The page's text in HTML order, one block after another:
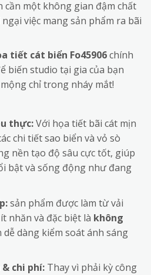
cần một không gian đậm chất
việc mang sản phẩm ra bãi
tiết cát biển Fo45906chính
biến studio tại gia của bạn
chỉ trong nháy mắt!
thực:Với họa tiết bãi cát mịn
chi tiết sao biển và vỏ sò
nền tạo độ sâu cực tốt, giúp
bật và sống động như đang
sản phẩm được làm từ vải
nhăn và đặc biệt là không
dễ dàng kiểm soát ánh sáng
chi phí:Thay vì phải kỳ công